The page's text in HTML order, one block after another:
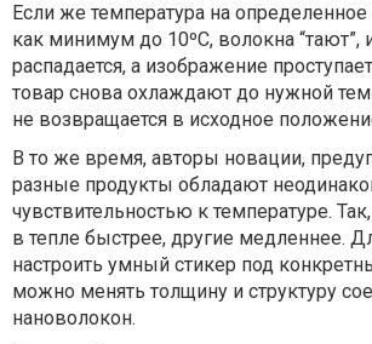
Если же температура на
как минимум до 10ºC, волокна “тают”,
распадается, а изображение
товар снова охлаждают до нужной
не возвращается в исходное
В то же время, авторы новации,
разные продукты обладают
чувствительностью к температуре.
в тепле быстрее, другие медленнее.
настроить умный стикер под
можно менять толщину и структуру
нановолокон.